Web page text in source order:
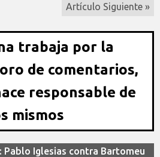
Artículo Siguiente »
trabaja por la
de comentarios,
responsable de
mismos
Pablo Iglesias contra Bartomeu